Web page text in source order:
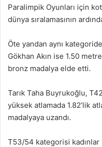
Paralimpik Oyunları için
dünya sıralamasının
Öte yandan aynı
Gökhan Akın ise 1.50
bronz madalya elde etti.
Tarık Taha Buyrukoğlu,
yüksek atlamada 1.82’lik
madalyaya uzandı.
T53/54 kategorisi